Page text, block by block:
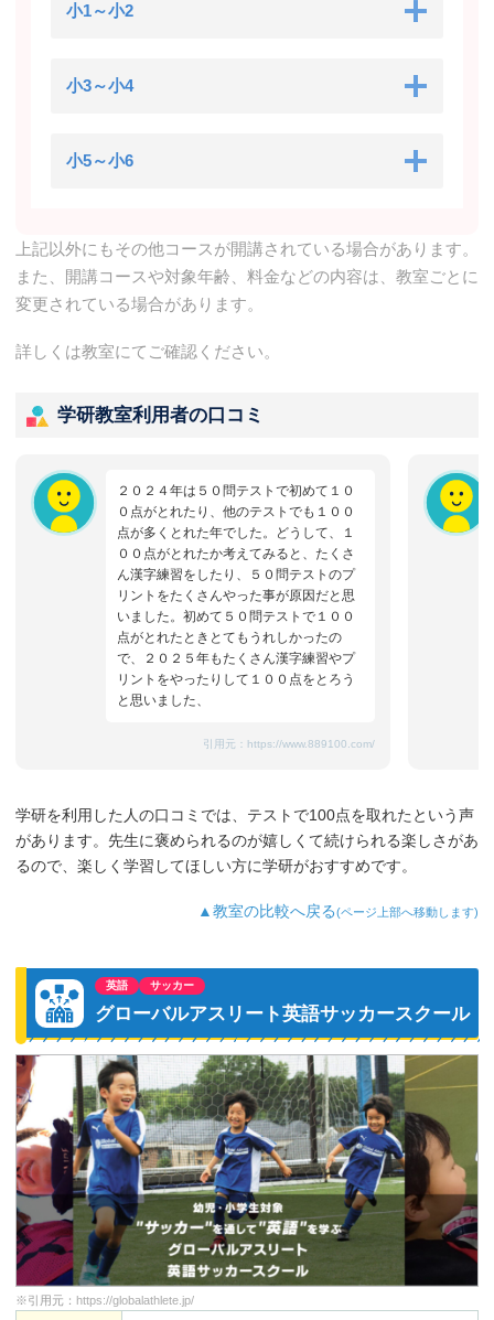
小1～小2
小3～小4
小5～小6
上記以外にもその他コースが開講されている場合があります。
また、開講コースや対象年齢、料金などの内容は、教室ごとに
変更されている場合があります。
詳しくは教室にてご確認ください。
学研教室利用者の口コミ
２０２４年は５０問テストで初めて１０
０点がとれたり、他のテストでも１００
点が多くとれた年でした。どうして、１
００点がとれたか考えてみると、たくさ
ん漢字練習をしたり、５０問テストのプ
リントをたくさんやった事が原因だと思
いました。初めて５０問テストで１００
点がとれたときとてもうれしかったの
で、２０２５年もたくさん漢字練習やプ
リントをやったりして１００点をとろう
と思いました、
引用元： https://www.889100.com/
学研を利用した人の口コミでは、テストで100点を取れたという声
があります。先生に褒められるのが嬉しくて続けられる楽しさがあ
るので、楽しく学習してほしい方に学研がおすすめです。
▲教室の比較へ戻る(ページ上部へ移動します)
英語 サッカー
グローバルアスリート英語サッカースクール
※引用元： https://globalathlete.jp/